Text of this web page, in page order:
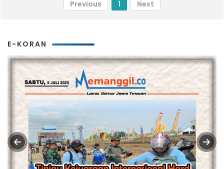
Previous 1 Next
E-KORAN